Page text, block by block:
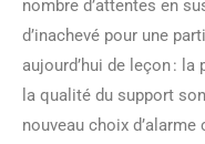
nombre d’attentes en
d’inachevé pour une
aujourd’hui de leçon :
la qualité du support
nouveau choix d’alarme